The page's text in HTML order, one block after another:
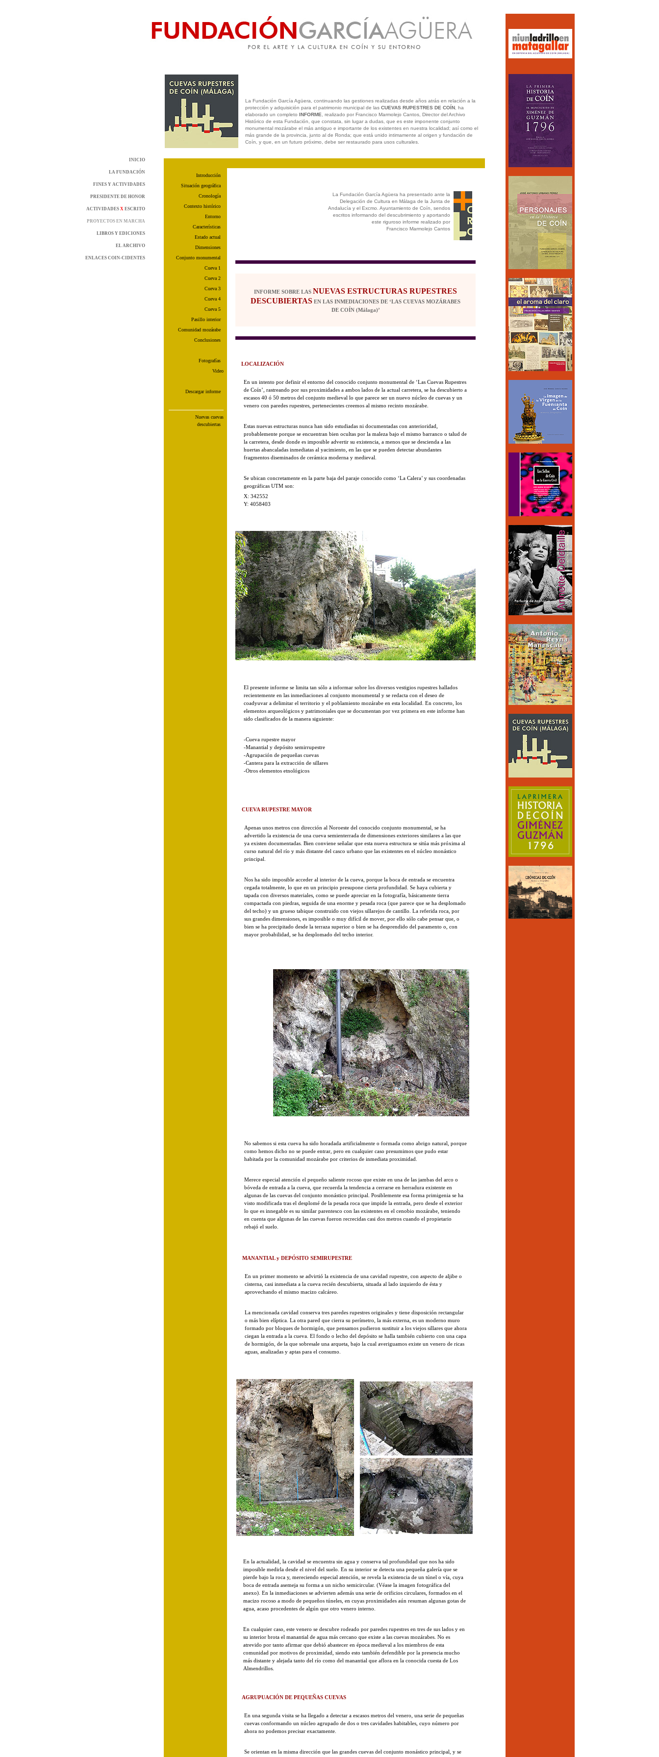
La Fundación García Agüera, continuando las gestiones realizadas desde años atrás en relación a la
protección y adquisición para el patrimonio municipal de las CUEVAS RUPESTRES DE COÍN, ha
elaborado un completo INFORME , realizado por Francisco Marmolejo Cantos, Director del Archivo
Histórico de esta Fundación, que constata, sin lugar a dudas, que es este imponente conjunto
monumental mozárabe el más antiguo e importante de los existentes en nuestra localidad; así como el
más grande de la provincia, junto al de Ronda; que está unido intimamente al origen y fundación de
Coín, y que, en un futuro próximo, debe ser restaurado para usos culturales.
Introducción
Situación geográfica
Cronología
Contexto histórico
Entorno
Características
Estado actual
Dimensiones
Conjunto monumental
Cueva 1
Cueva 2
Cueva 3
Cueva 4
Cueva 5
Pasillo interior
Comunidad mozárabe
Conclusiones
Fotografías
Video
Descargar informe
Nuevas cuevas
descubiertas
La Fundación García Agüera ha presentado ante la
Delegación de Cultura en Málaga de la Junta de
Andalucía y el Excmo. Ayuntamiento de Coín, sendos
escritos informando del descubrimiento y aportando
este riguroso informe realizado por
Francisco Marmolejo Cantos
INFORME SOBRE LAS NUEVAS ESTRUCTURAS RUPESTRES
DESCUBIERTAS EN LAS INMEDIACIONES DE ‘LAS CUEVAS MOZÁRABES
DE COÍN (Málaga)’
LOCALIZACIÓN
En un intento por definir el entorno del conocido conjunto monumental de ‘Las Cuevas Rupestres
de Coín’, rastreando por sus proximidades a ambos lados de la actual carretera, se ha descubierto a
escasos 40 ó 50 metros del conjunto medieval lo que parece ser un nuevo núcleo de cuevas y un
venero con paredes rupestres, pertenecientes creemos al mismo recinto mozárabe.
Estas nuevas estructuras nunca han sido estudiadas ni documentadas con anterioridad,
probablemente porque se encuentran bien ocultas por la maleza bajo el mismo barranco o talud de
la carretera, desde donde es imposible advertir su existencia, a menos que se descienda a las
huertas abancaladas inmediatas al yacimiento, en las que se pueden detectar abundantes
fragmentos diseminados de cerámica moderna y medieval.
Se ubican concretamente en la parte baja del paraje conocido como ‘La Calera’ y sus coordenadas
geográficas UTM son:
X: 342552
Y: 4058403
El presente informe se limita tan sólo a informar sobre los diversos vestigios rupestres hallados
recientemente en las inmediaciones al conjunto monumental y se redacta con el deseo de
coadyuvar a delimitar el territorio y el poblamiento mozárabe en esta localidad. En concreto, los
elementos arqueológicos y patrimoniales que se documentan por vez primera en este informe han
sido clasificados de la manera siguiente:
-Cueva rupestre mayor
-Manantial y depósito semirrupestre
-Agrupación de pequeñas cuevas
-Cantera para la extracción de sillares
-Otros elementos etnológicos
CUEVA RUPESTRE MAYOR
Apenas unos metros con dirección al Noroeste del conocido conjunto monumental, se ha
advertido la existencia de una cueva semienterrada de dimensiones exteriores similares a las que
ya existen documentadas. Bien conviene señalar que esta nueva estructura se sitúa más próxima al
curso natural del río y más distante del casco urbano que las existentes en el núcleo monástico
principal.
Nos ha sido imposible acceder al interior de la cueva, porque la boca de entrada se encuentra
cegada totalmente, lo que en un principio presupone cierta profundidad. Se haya cubierta y
tapada con diversos materiales, como se puede apreciar en la fotografía, básicamente tierra
compactada con piedras, seguida de una enorme y pesada roca (que parece que se ha desplomado
del techo) y un grueso tabique construido con viejos sillarejos de cantillo. La referida roca, por
sus grandes dimensiones, es imposible o muy difícil de mover, por ello sólo cabe pensar que, o
bien se ha precipitado desde la terraza superior o bien se ha desprendido del paramento o, con
mayor probabilidad, se ha desplomado del techo interior.
No sabemos si esta cueva ha sido horadada artificialmente o formada como abrigo natural, porque
como hemos dicho no se puede entrar, pero en cualquier caso presumimos que pudo estar
habitada por la comunidad mozárabe por criterios de inmediata proximidad.
Merece especial atención el pequeño saliente rocoso que existe en una de las jambas del arco o
bóveda de entrada a la cueva, que recuerda la tendencia a cerrarse en herradura existente en
algunas de las cuevas del conjunto monástico principal. Posiblemente esa forma primigenia se ha
visto modificada tras el desplomé de la pesada roca que impide la entrada, pero desde el exterior
lo que es innegable es su similar parentesco con las existentes en el cenobio mozárabe, teniendo
en cuenta que algunas de las cuevas fueron recrecidas casi dos metros cuando el propietario
rebajó el suelo.
MANANTIAL y DEPÓSITO SEMIRUPESTRE
En un primer momento se advirtió la existencia de una cavidad rupestre, con aspecto de aljibe o
cisterna, casi inmediata a la cueva recién descubierta, situada al lado izquierdo de ésta y
aprovechando el mismo macizo calcáreo.
La mencionada cavidad conserva tres paredes rupestres originales y tiene disposición rectangular
o más bien elíptica. La otra pared que cierra su perímetro, la más externa, es un moderno muro
formado por bloques de hormigón, que pensamos pudieron sustituir a los viejos sillares que ahora
ciegan la entrada a la cueva. El fondo o lecho del depósito se halla también cubierto con una capa
de hormigón, de la que sobresale una arqueta, bajo la cual averiguamos existe un venero de ricas
aguas, analizadas y aptas para el consumo.
En la actualidad, la cavidad se encuentra sin agua y conserva tal profundidad que nos ha sido
imposible medirla desde el nivel del suelo. En su interior se detecta una pequeña galería que se
pierde bajo la roca y, mereciendo especial atención, se revela la existencia de un túnel o vía, cuya
boca de entrada asemeja su forma a un nicho semicircular. (Véase la imagen fotográfica del
anexo). En la inmediaciones se advierten además una serie de orificios circulares, formados en el
macizo rocoso a modo de pequeños túneles, en cuyas proximidades aún resuman algunas gotas de
agua, acaso procedentes de algún que otro venero interno.
En cualquier caso, este venero se descubre rodeado por paredes rupestres en tres de sus lados y en
su interior brota el manantial de agua más cercano que existe a las cuevas mozárabes. No es
atrevido por tanto afirmar que debió abastecer en época medieval a los miembros de esta
comunidad por motivos de proximidad, siendo esto también defendible por la presencia mucho
más distante y alejada tanto del río como del manantial que aflora en la conocida cuesta de Los
Almendrillos.
AGRUPUACIÓN DE PEQUEÑAS CUEVAS
En una segunda visita se ha llegado a detectar a escasos metros del venero, una serie de pequeñas
cuevas conformando un núcleo agrupado de dos o tres cavidades habitables, cuyo número por
ahora no podemos precisar exactamente.
Se orientan en la misma dirección que las grandes cuevas del conjunto monástico principal, y se
INICIO
LA FUNDACIÓN
FINES Y ACTIVIDADES
PRESIDENTE DE HONOR
ACTIVIDADES X ESCRITO
PROYECTOS EN MARCHA
LIBROS Y EDICIONES
EL ARCHIVO
ENLACES COIN-CIDENTES